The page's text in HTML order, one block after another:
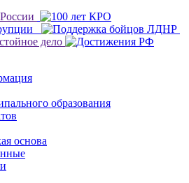
образования
основа